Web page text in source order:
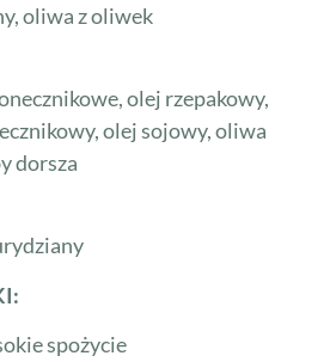
oliwa z oliwek
olej rzepakowy,
olej sojowy, oliwa
dorsza
spożycie